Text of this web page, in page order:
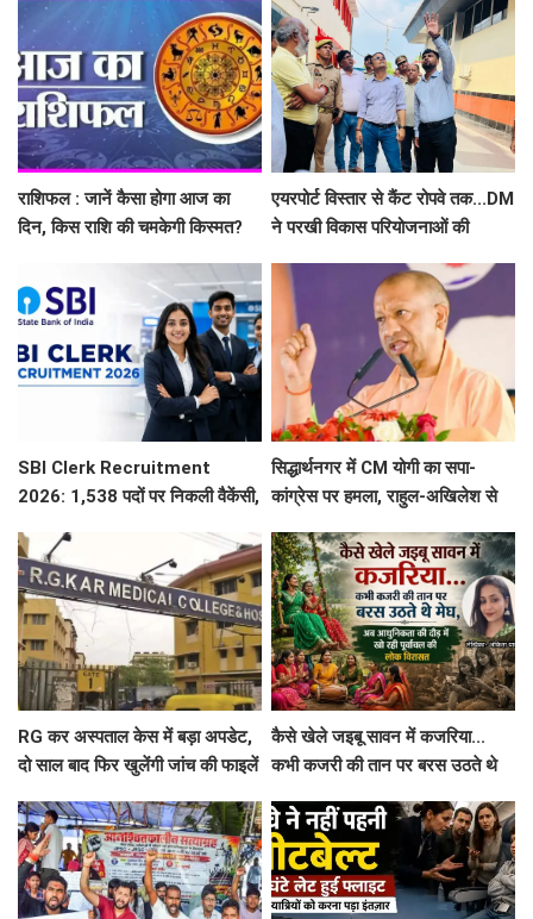
जुर्माना
राशिफल : जानें कैसा होगा आज का
दिन, किस राशि की चमकेगी किस्मत?
एयरपोर्ट विस्तार से कैंट रोपवे तक...DM
ने परखी विकास परियोजनाओं की
SBI Clerk Recruitment
2026: 1,538 पदों पर निकली वैकेंसी,
सिद्धार्थनगर में CM योगी का सपा-
कांग्रेस पर हमला, राहुल-अखिलेश से
लिए क्या किया?
RG कर अस्पताल केस में बड़ा अपडेट,
दो साल बाद फिर खुलेंगी जांच की फाइलें
कैसे खेले जइबू सावन में कजरिया...
कभी कजरी की तान पर बरस उठते थे
पूर्वांचल की लोक विरासत